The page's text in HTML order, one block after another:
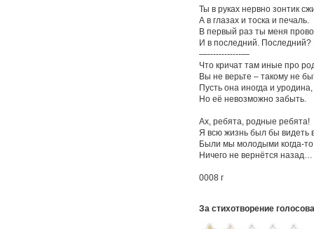
Ты в руках нервно зонтик
А в глазах и тоска и печаль.
В первый раз ты меня
И в последний. Последний?
—------------—
Что кричат там иные про
Вы не верьте – такому не
Пусть она иногда и уродина,
Но её невозможно забыть.
Ах, ребята, родные ребята!
Я всю жизнь был бы видеть
Были мы молодыми когда-
Ничего не вернётся назад…
0008 г
За стихотворение